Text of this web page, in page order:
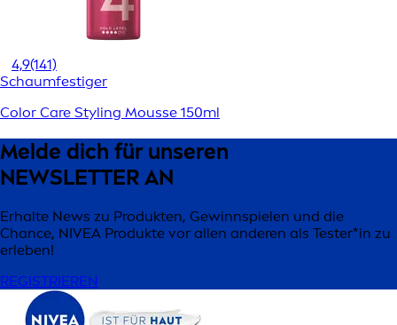
4,9(141)
Schaumfestiger
Color Care Styling Mousse 150ml
Melde dich für unseren
NEWSLETTER AN
Erhalte News zu Produkten, Gewinnspielen und die
Chance, NIVEA Produkte vor allen anderen als Tester*in zu
erleben!
REGISTRIEREN